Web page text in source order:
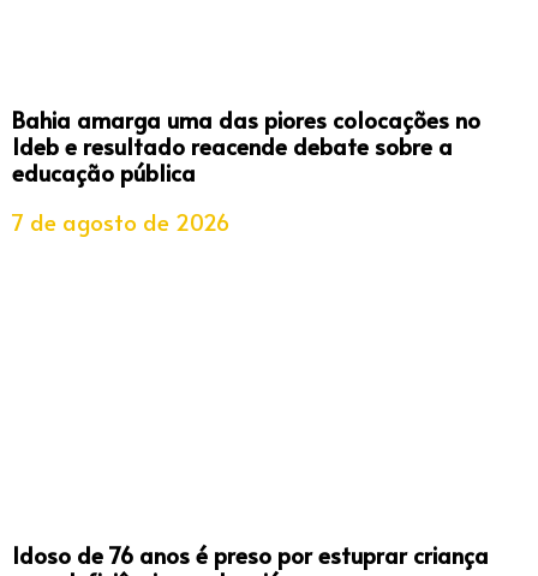
Bahia amarga uma das piores colocações no
Ideb e resultado reacende debate sobre a
educação pública
7 de agosto de 2026
Idoso de 76 anos é preso por estuprar criança